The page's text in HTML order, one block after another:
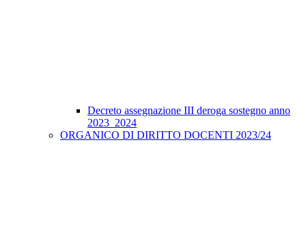
Decreto assegnazione III deroga sostegno anno
2023_2024
ORGANICO DI DIRITTO DOCENTI 2023/24